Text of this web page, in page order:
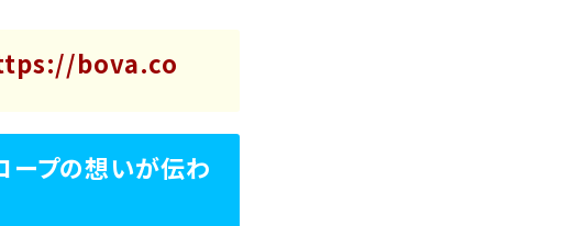
bova.co
ープの想いが伝わ